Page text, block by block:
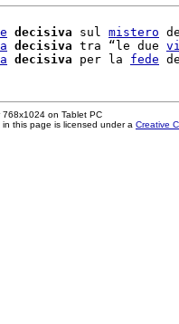
decisiva sul mistero
decisiva tra “le due
decisiva per la fede
on Tablet PC
this page is licensed under a Creative